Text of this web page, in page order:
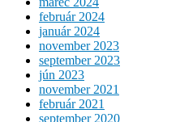
február 2024
január 2024
november 2023
september 2023
jún 2023
november 2021
február 2021
september 2020